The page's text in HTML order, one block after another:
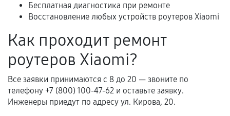
Документы на установленные комплектующие
Расширенная гарантия
В некоторых случаях возможно оформление
расширенной гарантии. Стоимость, сроки и
Бесплатная диагностика при ремонте
Восстановление любых устройств роутеров Xiaomi
Как проходит ремонт
роутеров Xiaomi?
Все заявки принимаются с 8 до 20 — звоните по
телефону +7 (800) 100-47-62 и оставьте заявку.
Инженеры приедут по адресу ул. Кирова, 20.